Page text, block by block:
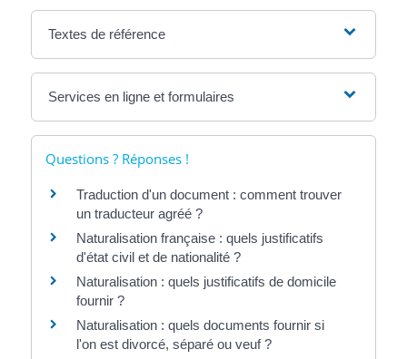
Textes de référence
Services en ligne et formulaires
Questions ? Réponses !
Traduction d'un document : comment trouver
un traducteur agréé ?
Naturalisation française : quels justificatifs
d'état civil et de nationalité ?
Naturalisation : quels justificatifs de domicile
fournir ?
Naturalisation : quels documents fournir si
l'on est divorcé, séparé ou veuf ?